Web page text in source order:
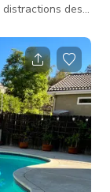
des
le luxe. Que
un
au bord de
cinémat